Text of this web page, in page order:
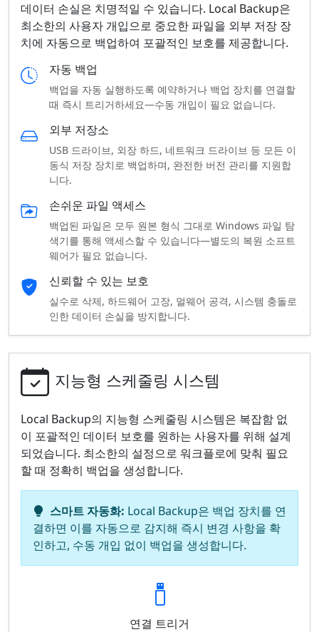
데이터 손실은 치명적일 수 있습니다. Local Backup은
최소한의 사용자 개입으로 중요한 파일을 외부 저장 장
치에 자동으로 백업하여 포괄적인 보호를 제공합니다.
자동 백업
백업을 자동 실행하도록 예약하거나 백업 장치를 연결할
때 즉시 트리거하세요—수동 개입이 필요 없습니다.
외부 저장소
USB 드라이브, 외장 하드, 네트워크 드라이브 등 모든 이
동식 저장 장치로 백업하며, 완전한 버전 관리를 지원합
니다.
손쉬운 파일 액세스
백업된 파일은 모두 원본 형식 그대로 Windows 파일 탐
색기를 통해 액세스할 수 있습니다—별도의 복원 소프트
웨어가 필요 없습니다.
신뢰할 수 있는 보호
실수로 삭제, 하드웨어 고장, 멀웨어 공격, 시스템 충돌로
인한 데이터 손실을 방지합니다.
지능형 스케줄링 시스템
Local Backup의 지능형 스케줄링 시스템은 복잡함 없
이 포괄적인 데이터 보호를 원하는 사용자를 위해 설계
되었습니다. 최소한의 설정으로 워크플로에 맞춰 필요
할 때 정확히 백업을 생성합니다.
스마트 자동화: Local Backup은 백업 장치를 연
결하면 이를 자동으로 감지해 즉시 변경 사항을 확
인하고, 수동 개입 없이 백업을 생성합니다.
연결 트리거